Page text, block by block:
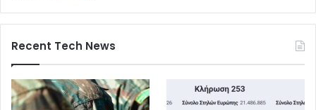
Recent Tech News